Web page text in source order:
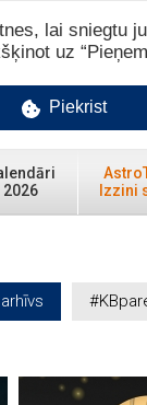
2026
Izzini
lai sniegtu
uz
Piekrist